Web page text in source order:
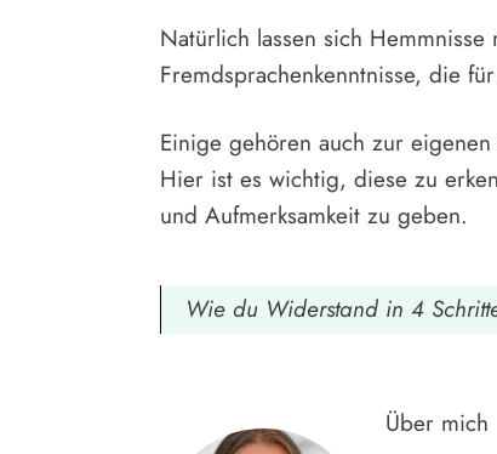
Natürlich lassen sich
Fremdsprachenkenntnisse, die
Einige gehören auch zur
Hier ist es wichtig, diese zu
und Aufmerksamkeit zu geben.
Wie du Widerstand in 4
Über mich